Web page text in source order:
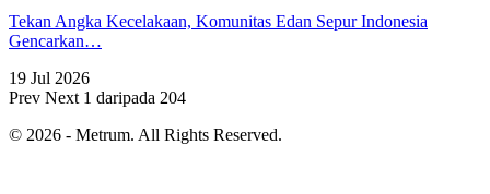
Tekan Angka Kecelakaan, Komunitas Edan Sepur Indonesia
Gencarkan…
19 Jul 2026
Prev Next 1 daripada 204
© 2026 - Metrum. All Rights Reserved.